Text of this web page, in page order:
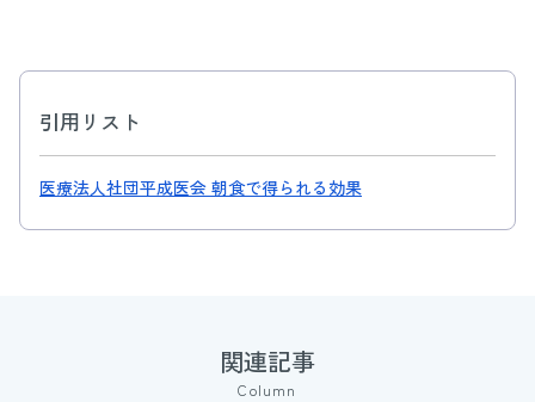
引用リスト
医療法人社団平成医会 朝食で得られる効果
関連記事
Column